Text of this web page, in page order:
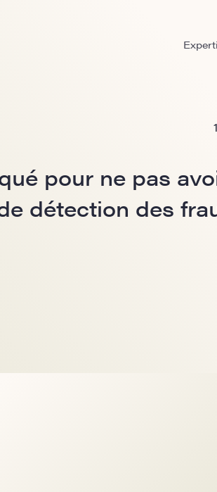
pour ne pas
détection des